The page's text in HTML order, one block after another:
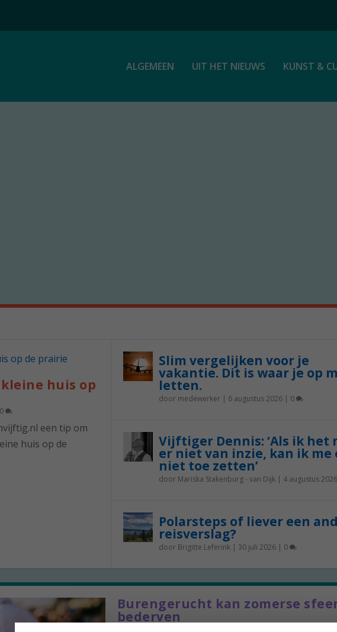
ALGEMEEN UIT HET NIEUWS KUNST &
huis op
0
een tip om
huis op de
Slim vergelijken voor je
vakantie. Dit is waar je op
letten.
door medewerker| 6 augustus 2026| 0
Vijftiger Dennis: ‘Als ik het
er niet van inzie, kan ik me
niet toe zetten’
door Mariska Stakenburg - van Dijk| 4 augustus 2026
Polarsteps of liever een
reisverslag?
door Brigitte Leferink| 30 juli 2026| 0
Burengerucht kan zomerse
bederven